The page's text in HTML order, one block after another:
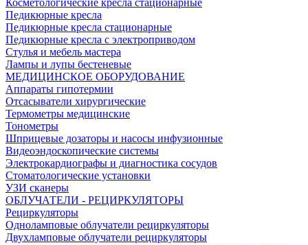
Косметологические кресла стационарные
Педикюрные кресла
Педикюрные кресла стационарные
Педикюрные кресла с электроприводом
Стулья и мебель мастера
Лампы и лупы бестеневые
МЕДИЦИНСКОЕ ОБОРУДОВАНИЕ
Аппараты гипотермии
Отсасыватели хирургические
Термометры медицинские
Тонометры
Шприцевые дозаторы и насосы инфузионные
Видеоэндоскопические системы
Электрокардиографы и диагностика сосудов
Стоматологические установки
УЗИ сканеры
ОБЛУЧАТЕЛИ - РЕЦИРКУЛЯТОРЫ
Рециркуляторы
Одноламповые облучатели рециркуляторы
Двухламповые облучатели рециркуляторы